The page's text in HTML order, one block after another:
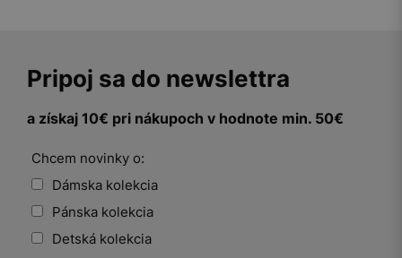
Pripoj sa do newslettra
a získaj 10€ pri nákupoch v hodnote min. 50€
Chcem novinky o:
Dámska kolekcia
Pánska kolekcia
Detská kolekcia